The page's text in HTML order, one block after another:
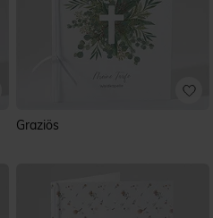
Graziös